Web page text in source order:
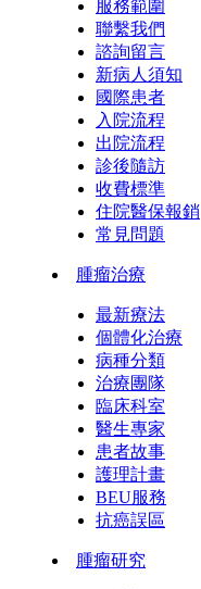
服務範圍
聯繫我們
諮詢留言
新病人須知
國際患者
入院流程
出院流程
診後隨訪
收費標準
住院醫保報銷
常見問題
腫瘤治療
最新療法
個體化治療
病種分類
治療團隊
臨床科室
醫生專家
患者故事
護理計畫
BEU服務
抗癌誤區
腫瘤研究